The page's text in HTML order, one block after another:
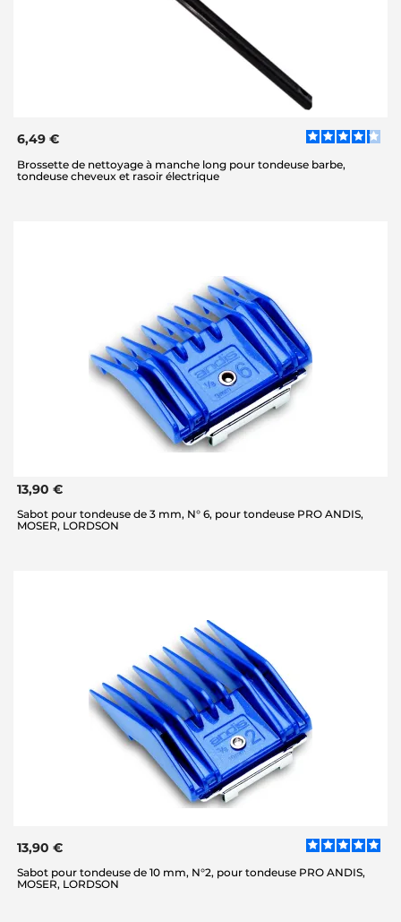
6,49 €
Brossette de nettoyage à manche long pour tondeuse barbe,
tondeuse cheveux et rasoir électrique
13,90 €
Sabot pour tondeuse de 3 mm, N° 6, pour tondeuse PRO ANDIS,
MOSER, LORDSON
13,90 €
Sabot pour tondeuse de 10 mm, N°2, pour tondeuse PRO ANDIS,
MOSER, LORDSON